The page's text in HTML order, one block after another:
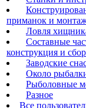
приманок и
Ловля
Cоставные
конструкция и
Заводские
Около
Рыболовные
Разное
Все